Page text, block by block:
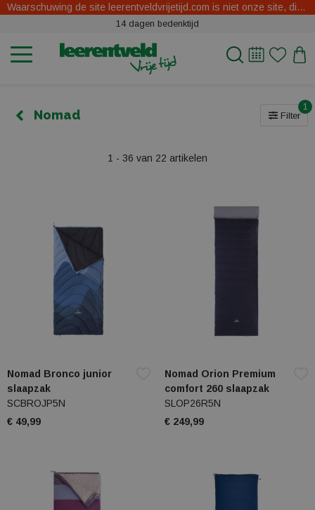
Waarschuwing de site leerentveldvrijetijd.com is niet onze site, dit zijn oplichters.
14 dagen bedenktijd
Nomad Filter
1
1 - 36 van 22 artikelen
Nomad Bronco junior
slaapzak
SCBROJP5N
€ 49,99
Nomad Orion Premium
comfort 260 slaapzak
SLOP26R5N
€ 249,99